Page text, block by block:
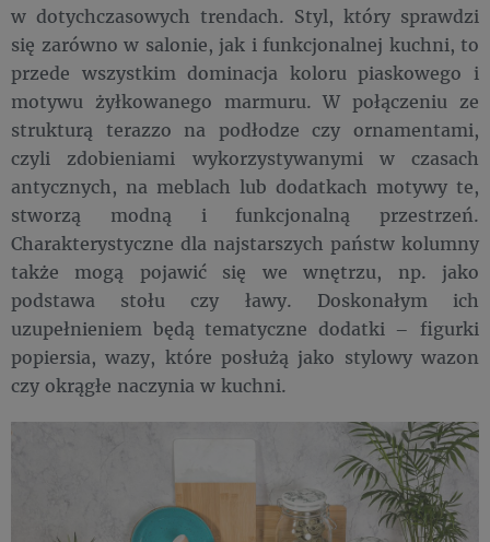
w dotychczasowych trendach. Styl, który sprawdzi
się zarówno w salonie, jak i funkcjonalnej kuchni, to
przede wszystkim dominacja koloru piaskowego i
motywu żyłkowanego marmuru. W połączeniu ze
strukturą terazzo na podłodze czy ornamentami,
czyli zdobieniami wykorzystywanymi w czasach
antycznych, na meblach lub dodatkach motywy te,
stworzą modną i funkcjonalną przestrzeń.
Charakterystyczne dla najstarszych państw kolumny
także mogą pojawić się we wnętrzu, np. jako
podstawa stołu czy ławy. Doskonałym ich
uzupełnieniem będą tematyczne dodatki – figurki
popiersia, wazy, które posłużą jako stylowy wazon
czy okrągłe naczynia w kuchni.